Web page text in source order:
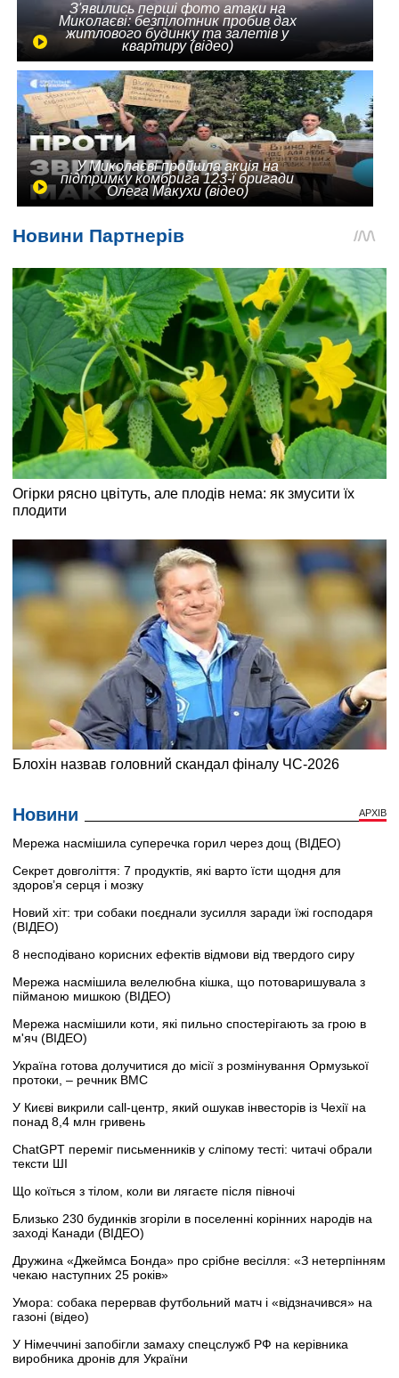
З'явились перші фото атаки на
Миколаєві: безпілотник пробив дах
житлового будинку та залетів у
квартиру (відео)
У Миколаєві пройшла акція на
підтримку комбрига 123-ї бригади
Олега Макухи (відео)
Новини АРХІВ
Мережа насмішила суперечка горил через дощ (ВІДЕО)
Секрет довголіття: 7 продуктів, які варто їсти щодня для
здоров’я серця і мозку
Новий хіт: три собаки поєднали зусилля заради їжі господаря
(ВІДЕО)
8 несподівано корисних ефектів відмови від твердого сиру
Мережа насмішила велелюбна кішка, що потоваришувала з
пійманою мишкою (ВІДЕО)
Мережа насмішили коти, які пильно спостерігають за грою в
м'яч (ВІДЕО)
Україна готова долучитися до місії з розмінування Ормузької
протоки, – речник ВМС
У Києві викрили call-центр, який ошукав інвесторів із Чехії на
понад 8,4 млн гривень
ChatGPT переміг письменників у сліпому тесті: читачі обрали
тексти ШІ
Що коїться з тілом, коли ви лягаєте після півночі
Близько 230 будинків згоріли в поселенні корінних народів на
заході Канади (ВІДЕО)
Дружина «Джеймса Бонда» про срібне весілля: «З нетерпінням
чекаю наступних 25 років»
Умора: собака перервав футбольний матч і «відзначився» на
газоні (відео)
У Німеччині запобігли замаху спецслужб РФ на керівника
виробника дронів для України